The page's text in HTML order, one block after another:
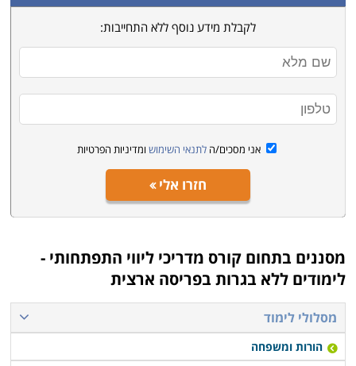
הארץ. מרכזים ומכללות המתמחות בתנועה ובתחומים שונים
הקשורים להתפתחות הילד, הורות ומשפחה.
לקבלת מידע נוסף ללא התחייבות:
אני מסכים/ה לתנאי השימוש ומדיניות הפרטיות
חזרו אלי
מסננים בתחום קורס מדריכי ליווי התפתחותי -
לימודים ללא בגרות בפריסה ארצית
מסלולי לימוד
הורות ומשפחה